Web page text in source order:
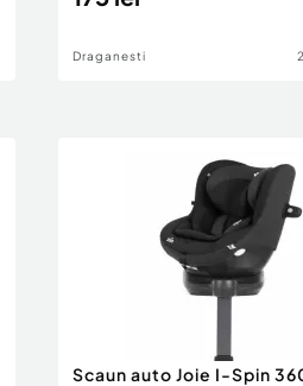
Draganesti
Scaun auto Joie I-Spin